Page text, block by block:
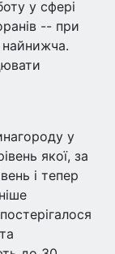
у сфері
-- при
найнижча.
у
якої, за
і тепер